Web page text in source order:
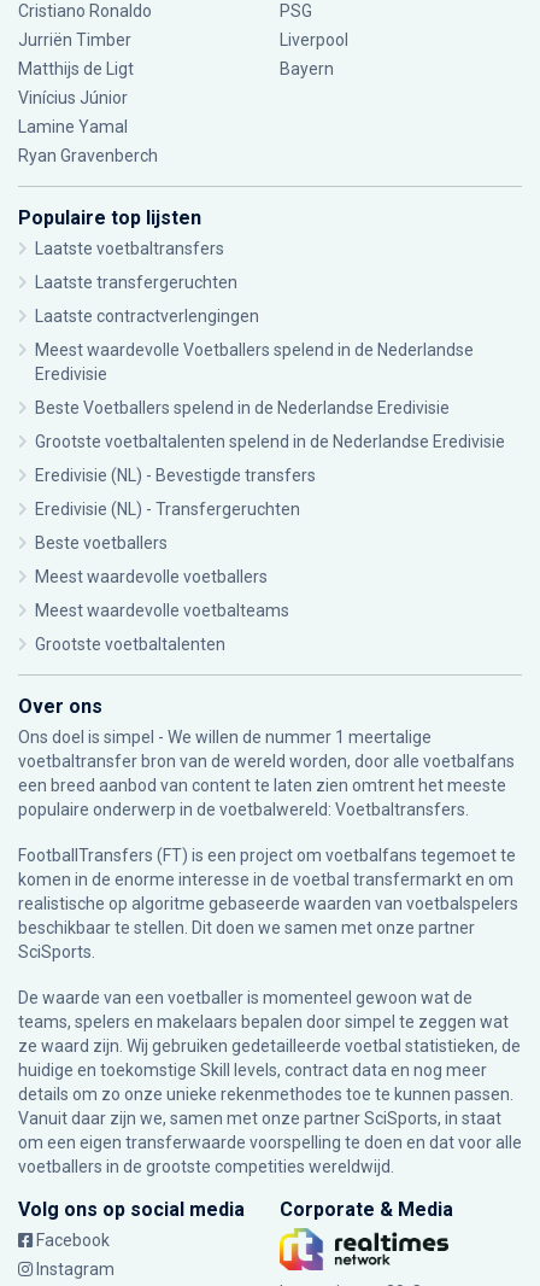
Cristiano Ronaldo
Jurriën Timber
Matthijs de Ligt
Vinícius Júnior
Lamine Yamal
Ryan Gravenberch
PSG
Liverpool
Bayern
Populaire top lijsten
Laatste voetbaltransfers
Laatste transfergeruchten
Laatste contractverlengingen
Meest waardevolle Voetballers spelend in de Nederlandse
Eredivisie
Beste Voetballers spelend in de Nederlandse Eredivisie
Grootste voetbaltalenten spelend in de Nederlandse Eredivisie
Eredivisie (NL) - Bevestigde transfers
Eredivisie (NL) - Transfergeruchten
Beste voetballers
Meest waardevolle voetballers
Meest waardevolle voetbalteams
Grootste voetbaltalenten
Over ons
Ons doel is simpel - We willen de nummer 1 meertalige
voetbaltransfer bron van de wereld worden, door alle voetbalfans
een breed aanbod van content te laten zien omtrent het meeste
populaire onderwerp in de voetbalwereld: Voetbaltransfers.
FootballTransfers (FT) is een project om voetbalfans tegemoet te
komen in de enorme interesse in de voetbal transfermarkt en om
realistische op algoritme gebaseerde waarden van voetbalspelers
beschikbaar te stellen. Dit doen we samen met onze partner
SciSports
De waarde van een voetballer is momenteel gewoon wat de
teams, spelers en makelaars bepalen door simpel te zeggen wat
ze waard zijn. Wij gebruiken gedetailleerde voetbal statistieken, de
huidige en toekomstige Skill levels, contract data en nog meer
details om zo onze unieke rekenmethodes toe te kunnen passen.
Vanuit daar zijn we, samen met onze partner SciSports, in staat
om een eigen transferwaarde voorspelling te doen en dat voor alle
voetballers in de grootste competities wereldwijd.
Volg ons op social media
Facebook
Instagram
Corporate & Media